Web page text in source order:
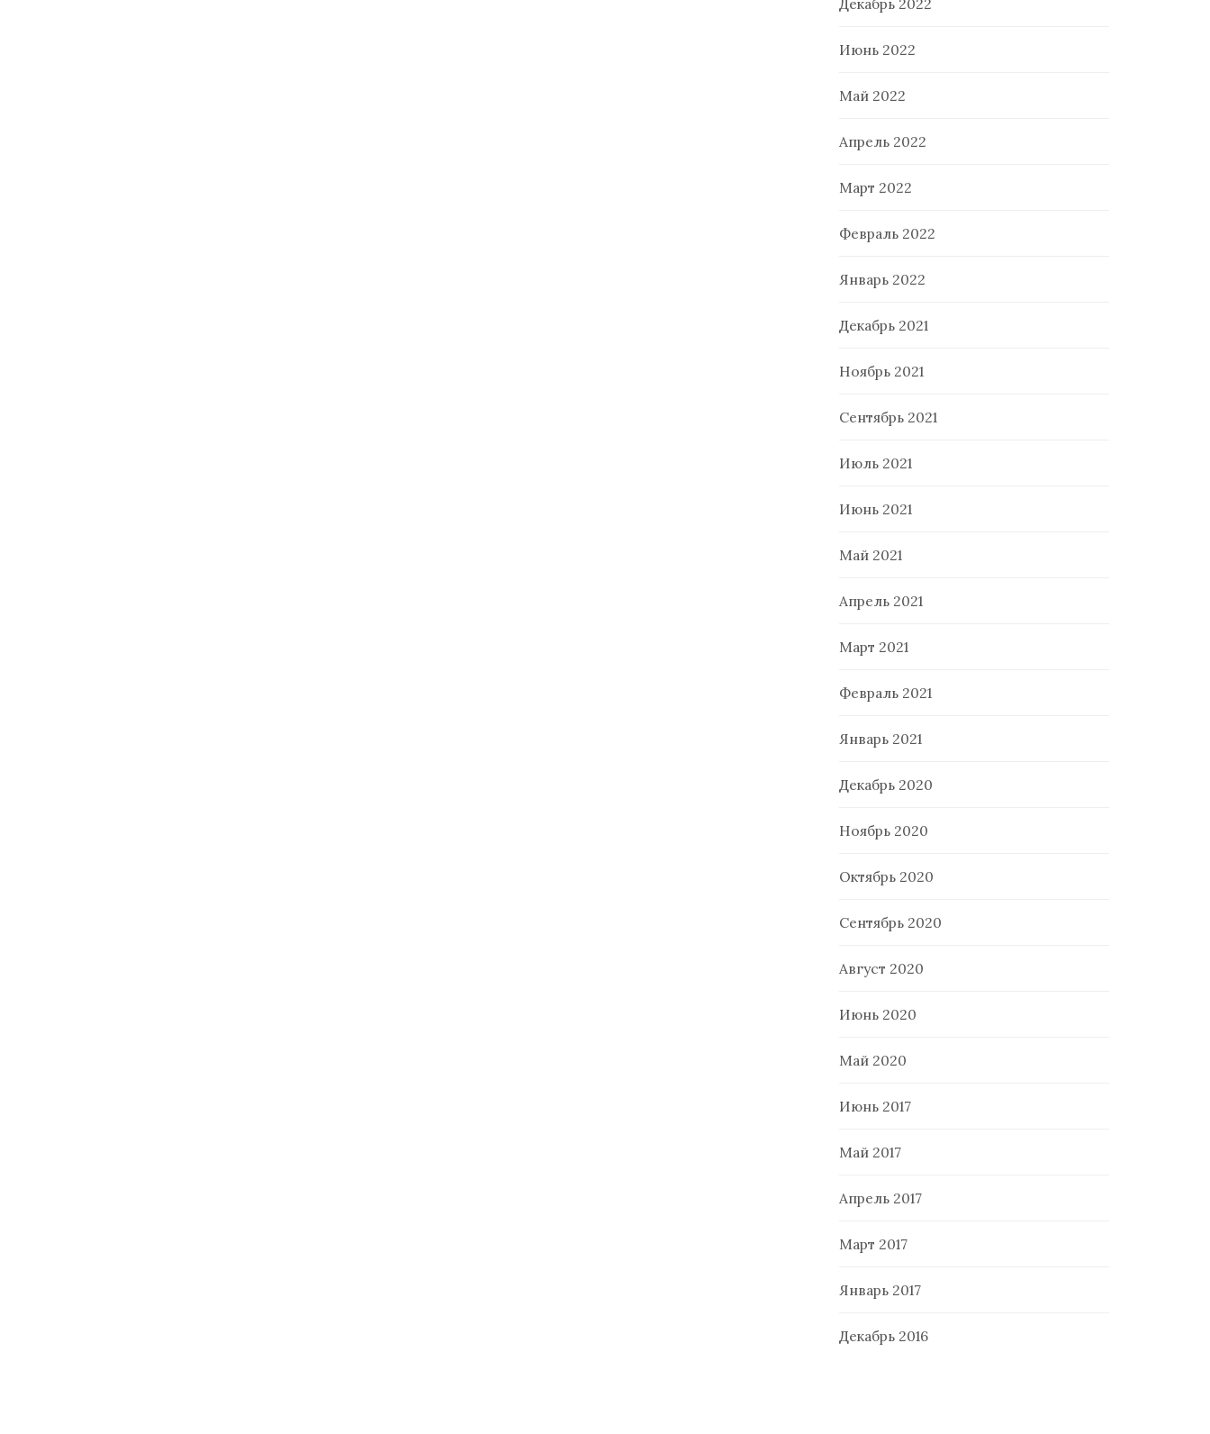
Декабрь 2022
Июнь 2022
Май 2022
Апрель 2022
Март 2022
Февраль 2022
Январь 2022
Декабрь 2021
Ноябрь 2021
Сентябрь 2021
Июль 2021
Июнь 2021
Май 2021
Апрель 2021
Март 2021
Февраль 2021
Январь 2021
Декабрь 2020
Ноябрь 2020
Октябрь 2020
Сентябрь 2020
Август 2020
Июнь 2020
Май 2020
Июнь 2017
Май 2017
Апрель 2017
Март 2017
Январь 2017
Декабрь 2016